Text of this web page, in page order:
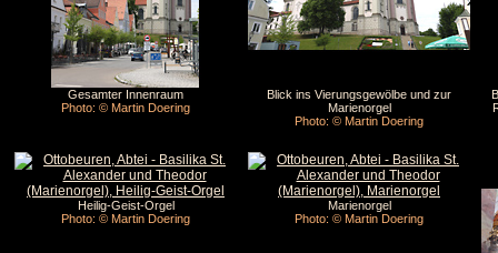
Gesamter Innenraum
Photo: © Martin Doering
Blick ins Vierungsgewölbe und zur
Marienorgel
Photo: © Martin Doering
Heilig-Geist-Orgel
Photo: © Martin Doering
Marienorgel
Photo: © Martin Doering